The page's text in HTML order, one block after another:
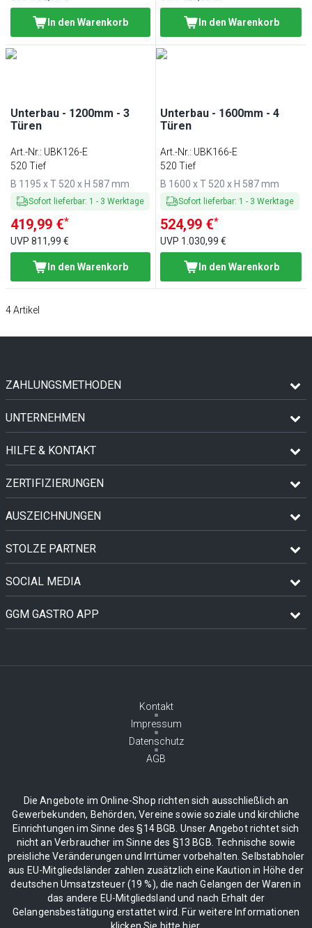
In den Warenkorb In den Warenkorb
Unterbau - 1200mm - 3
Türen
Art.-Nr.: UBK126-E
520 Tief
B 1195 x T 520 x H 587 mm
Sofort lieferbar: 1 - 3 Werktage
419,99 €*
UVP 811,99 €
In den Warenkorb
Unterbau - 1600mm - 4
Türen
Art.-Nr.: UBK166-E
520 Tief
B 1600 x T 520 x H 587 mm
Sofort lieferbar: 1 - 3 Werktage
524,99 €*
UVP 1.030,99 €
In den Warenkorb
4Artikel
ZAHLUNGSMETHODEN
UNTERNEHMEN
HILFE & KONTAKT
ZERTIFIZIERUNGEN
AUSZEICHNUNGEN
STOLZE PARTNER
SOCIAL MEDIA
GGM GASTRO APP
Kontakt
Impressum
Datenschutz
AGB
Die Angebote im Online-Shop richten sich ausschließlich an
Gewerbekunden, Behörden, Vereine sowie soziale und kirchliche
Einrichtungen im Sinne des §14 BGB. Unser Angebot richtet sich
nicht an Verbraucher im Sinne des §13 BGB. Technische sowie
preisliche Veränderungen und Irrtümer vorbehalten. Selbstabholer
aus EU-Mitgliedsländer zahlen zusätzlich eine Kaution in Höhe der
deutschen Umsatzsteuer (19 %), die nach Gelangen der Waren in
das andere EU-Mitgliedsland und nach Erhalt der
Gelangensbestätigung erstattet wird. Für weitere Informationen